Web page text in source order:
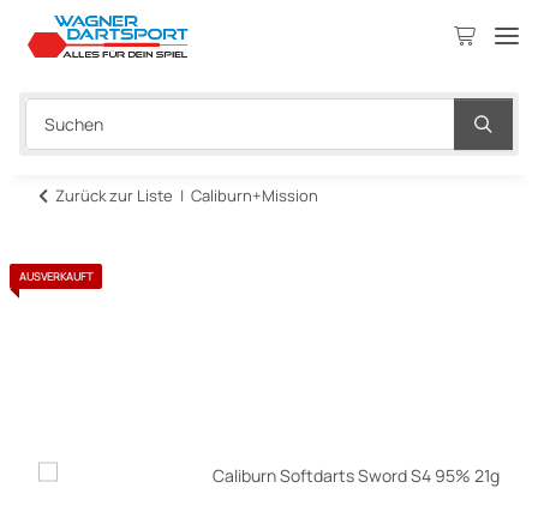
Zurück zur Liste Caliburn+Mission
AUSVERKAUFT